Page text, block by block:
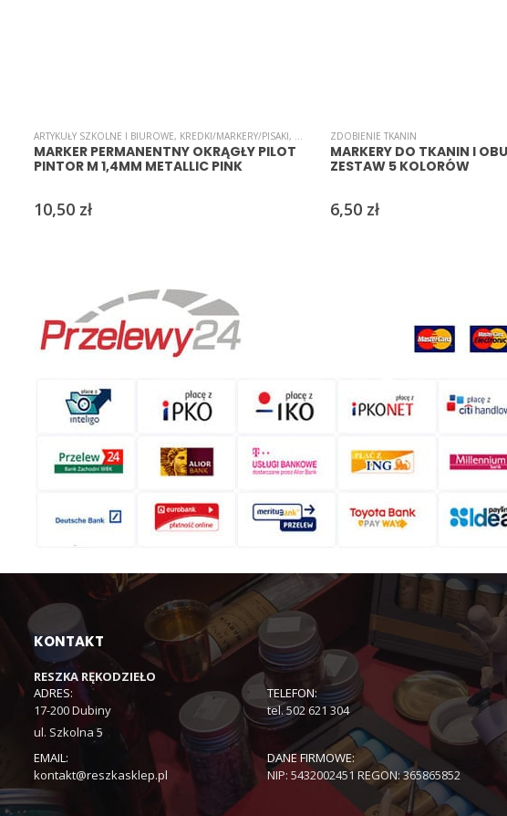
ARTYKUŁY SZKOLNE I BIUROWE, KREDKI/MARKERY/PISAKI, ZDOBIENIE TKANIN
MARKER PERMANENTNY OKRĄGŁY PILOT
PINTOR M 1,4MM METALLIC PINK
10,50 zł
ZDOBIENIE TKANIN
MARKERY DO TKANIN I
ZESTAW 5 KOLORÓW
6,50 zł
KONTAKT
RESZKA RĘKODZIEŁO
ADRES:
17-200 Dubiny
ul. Szkolna 5
TELEFON:
tel. 502 621 304
EMAIL:
kontakt@reszkasklep.pl
DANE FIRMOWE:
NIP: 5432002451 REGON: 365865852